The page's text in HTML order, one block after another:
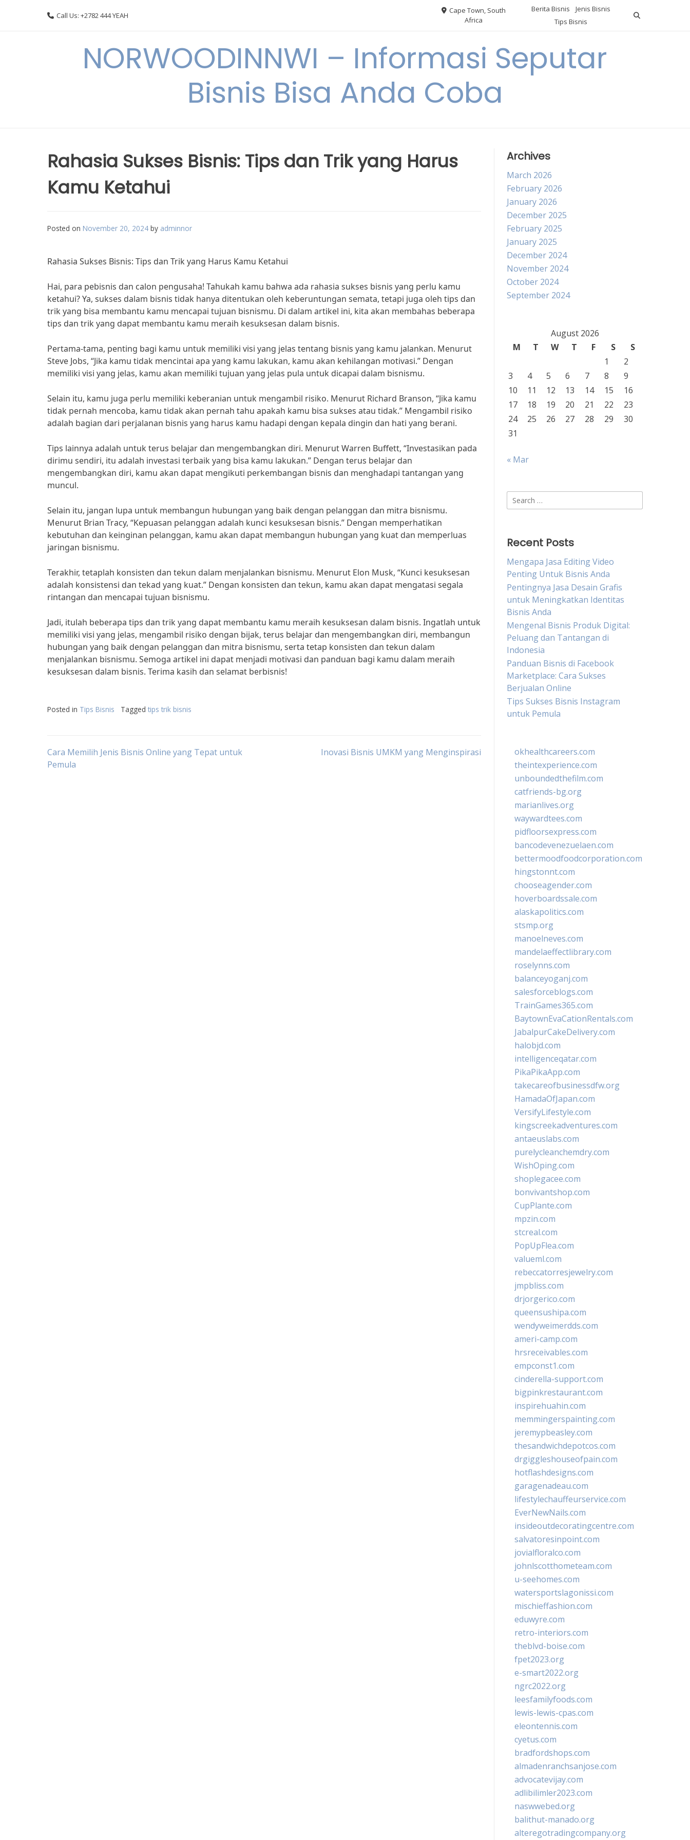
Call Us: +2782 444 YEAH
Cape Town, South
Africa
Berita Bisnis
Jenis Bisnis
Tips Bisnis
NORWOODINNWI – Informasi Seputar
Bisnis Bisa Anda Coba
Rahasia Sukses Bisnis: Tips dan Trik yang Harus
Kamu Ketahui
Posted on November 20, 2024 by adminnor
Rahasia Sukses Bisnis: Tips dan Trik yang Harus Kamu Ketahui
Hai, para pebisnis dan calon pengusaha! Tahukah kamu bahwa ada rahasia sukses bisnis yang perlu kamu
ketahui? Ya, sukses dalam bisnis tidak hanya ditentukan oleh keberuntungan semata, tetapi juga oleh tips dan
trik yang bisa membantu kamu mencapai tujuan bisnismu. Di dalam artikel ini, kita akan membahas beberapa
tips dan trik yang dapat membantu kamu meraih kesuksesan dalam bisnis.
Pertama-tama, penting bagi kamu untuk memiliki visi yang jelas tentang bisnis yang kamu jalankan. Menurut
Steve Jobs, “Jika kamu tidak mencintai apa yang kamu lakukan, kamu akan kehilangan motivasi.” Dengan
memiliki visi yang jelas, kamu akan memiliki tujuan yang jelas pula untuk dicapai dalam bisnismu.
Selain itu, kamu juga perlu memiliki keberanian untuk mengambil risiko. Menurut Richard Branson, “Jika kamu
tidak pernah mencoba, kamu tidak akan pernah tahu apakah kamu bisa sukses atau tidak.” Mengambil risiko
adalah bagian dari perjalanan bisnis yang harus kamu hadapi dengan kepala dingin dan hati yang berani.
Tips lainnya adalah untuk terus belajar dan mengembangkan diri. Menurut Warren Buffett, “Investasikan pada
dirimu sendiri, itu adalah investasi terbaik yang bisa kamu lakukan.” Dengan terus belajar dan
mengembangkan diri, kamu akan dapat mengikuti perkembangan bisnis dan menghadapi tantangan yang
muncul.
Selain itu, jangan lupa untuk membangun hubungan yang baik dengan pelanggan dan mitra bisnismu.
Menurut Brian Tracy, “Kepuasan pelanggan adalah kunci kesuksesan bisnis.” Dengan memperhatikan
kebutuhan dan keinginan pelanggan, kamu akan dapat membangun hubungan yang kuat dan memperluas
jaringan bisnismu.
Terakhir, tetaplah konsisten dan tekun dalam menjalankan bisnismu. Menurut Elon Musk, “Kunci kesuksesan
adalah konsistensi dan tekad yang kuat.” Dengan konsisten dan tekun, kamu akan dapat mengatasi segala
rintangan dan mencapai tujuan bisnismu.
Jadi, itulah beberapa tips dan trik yang dapat membantu kamu meraih kesuksesan dalam bisnis. Ingatlah untuk
memiliki visi yang jelas, mengambil risiko dengan bijak, terus belajar dan mengembangkan diri, membangun
hubungan yang baik dengan pelanggan dan mitra bisnismu, serta tetap konsisten dan tekun dalam
menjalankan bisnismu. Semoga artikel ini dapat menjadi motivasi dan panduan bagi kamu dalam meraih
kesuksesan dalam bisnis. Terima kasih dan selamat berbisnis!
Posted in Tips Bisnis Tagged tips trik bisnis
Post
Cara Memilih Jenis Bisnis Online yang Tepat untuk
Pemula
Inovasi Bisnis UMKM yang Menginspirasi
Archives
March 2026
February 2026
January 2026
December 2025
February 2025
January 2025
December 2024
November 2024
October 2024
September 2024
August 2026
M
T W T F S
S
1
2
3
4 5 6 7 8
9
10
11 12 13 14 15
16
17
18 19 20 21 22
23
24
25 26 27 28 29
30
31
« Mar
Search
for:
Recent Posts
Mengapa Jasa Editing Video
Penting Untuk Bisnis Anda
Pentingnya Jasa Desain Grafis
untuk Meningkatkan Identitas
Bisnis Anda
Mengenal Bisnis Produk Digital:
Peluang dan Tantangan di
Indonesia
Panduan Bisnis di Facebook
Marketplace: Cara Sukses
Berjualan Online
Tips Sukses Bisnis Instagram
untuk Pemula
okhealthcareers.com
theintexperience.com
unboundedthefilm.com
catfriends-bg.org
marianlives.org
waywardtees.com
pidfloorsexpress.com
bancodevenezuelaen.com
bettermoodfoodcorporation.com
hingstonnt.com
chooseagender.com
hoverboardssale.com
alaskapolitics.com
stsmp.org
manoelneves.com
mandelaeffectlibrary.com
roselynns.com
balanceyoganj.com
salesforceblogs.com
TrainGames365.com
BaytownEvaCationRentals.com
JabalpurCakeDelivery.com
halobjd.com
intelligenceqatar.com
PikaPikaApp.com
takecareofbusinessdfw.org
HamadaOfJapan.com
VersifyLifestyle.com
kingscreekadventures.com
antaeuslabs.com
purelycleanchemdry.com
WishOping.com
shoplegacee.com
bonvivantshop.com
CupPlante.com
mpzin.com
stcreal.com
PopUpFlea.com
valueml.com
rebeccatorresjewelry.com
jmpbliss.com
drjorgerico.com
queensushipa.com
wendyweimerdds.com
ameri-camp.com
hrsreceivables.com
empconst1.com
cinderella-support.com
bigpinkrestaurant.com
inspirehuahin.com
memmingerspainting.com
jeremypbeasley.com
thesandwichdepotcos.com
drgiggleshouseofpain.com
hotflashdesigns.com
garagenadeau.com
lifestylechauffeurservice.com
EverNewNails.com
insideoutdecoratingcentre.com
salvatoresinpoint.com
jovialfloralco.com
johnlscotthometeam.com
u-seehomes.com
watersportslagonissi.com
mischieffashion.com
eduwyre.com
retro-interiors.com
theblvd-boise.com
fpet2023.org
e-smart2022.org
ngrc2022.org
leesfamilyfoods.com
lewis-lewis-cpas.com
eleontennis.com
cyetus.com
bradfordshops.com
almadenranchsanjose.com
advocatevijay.com
adlibilimler2023.com
naswwebed.org
balithut-manado.org
alteregotradingcompany.org